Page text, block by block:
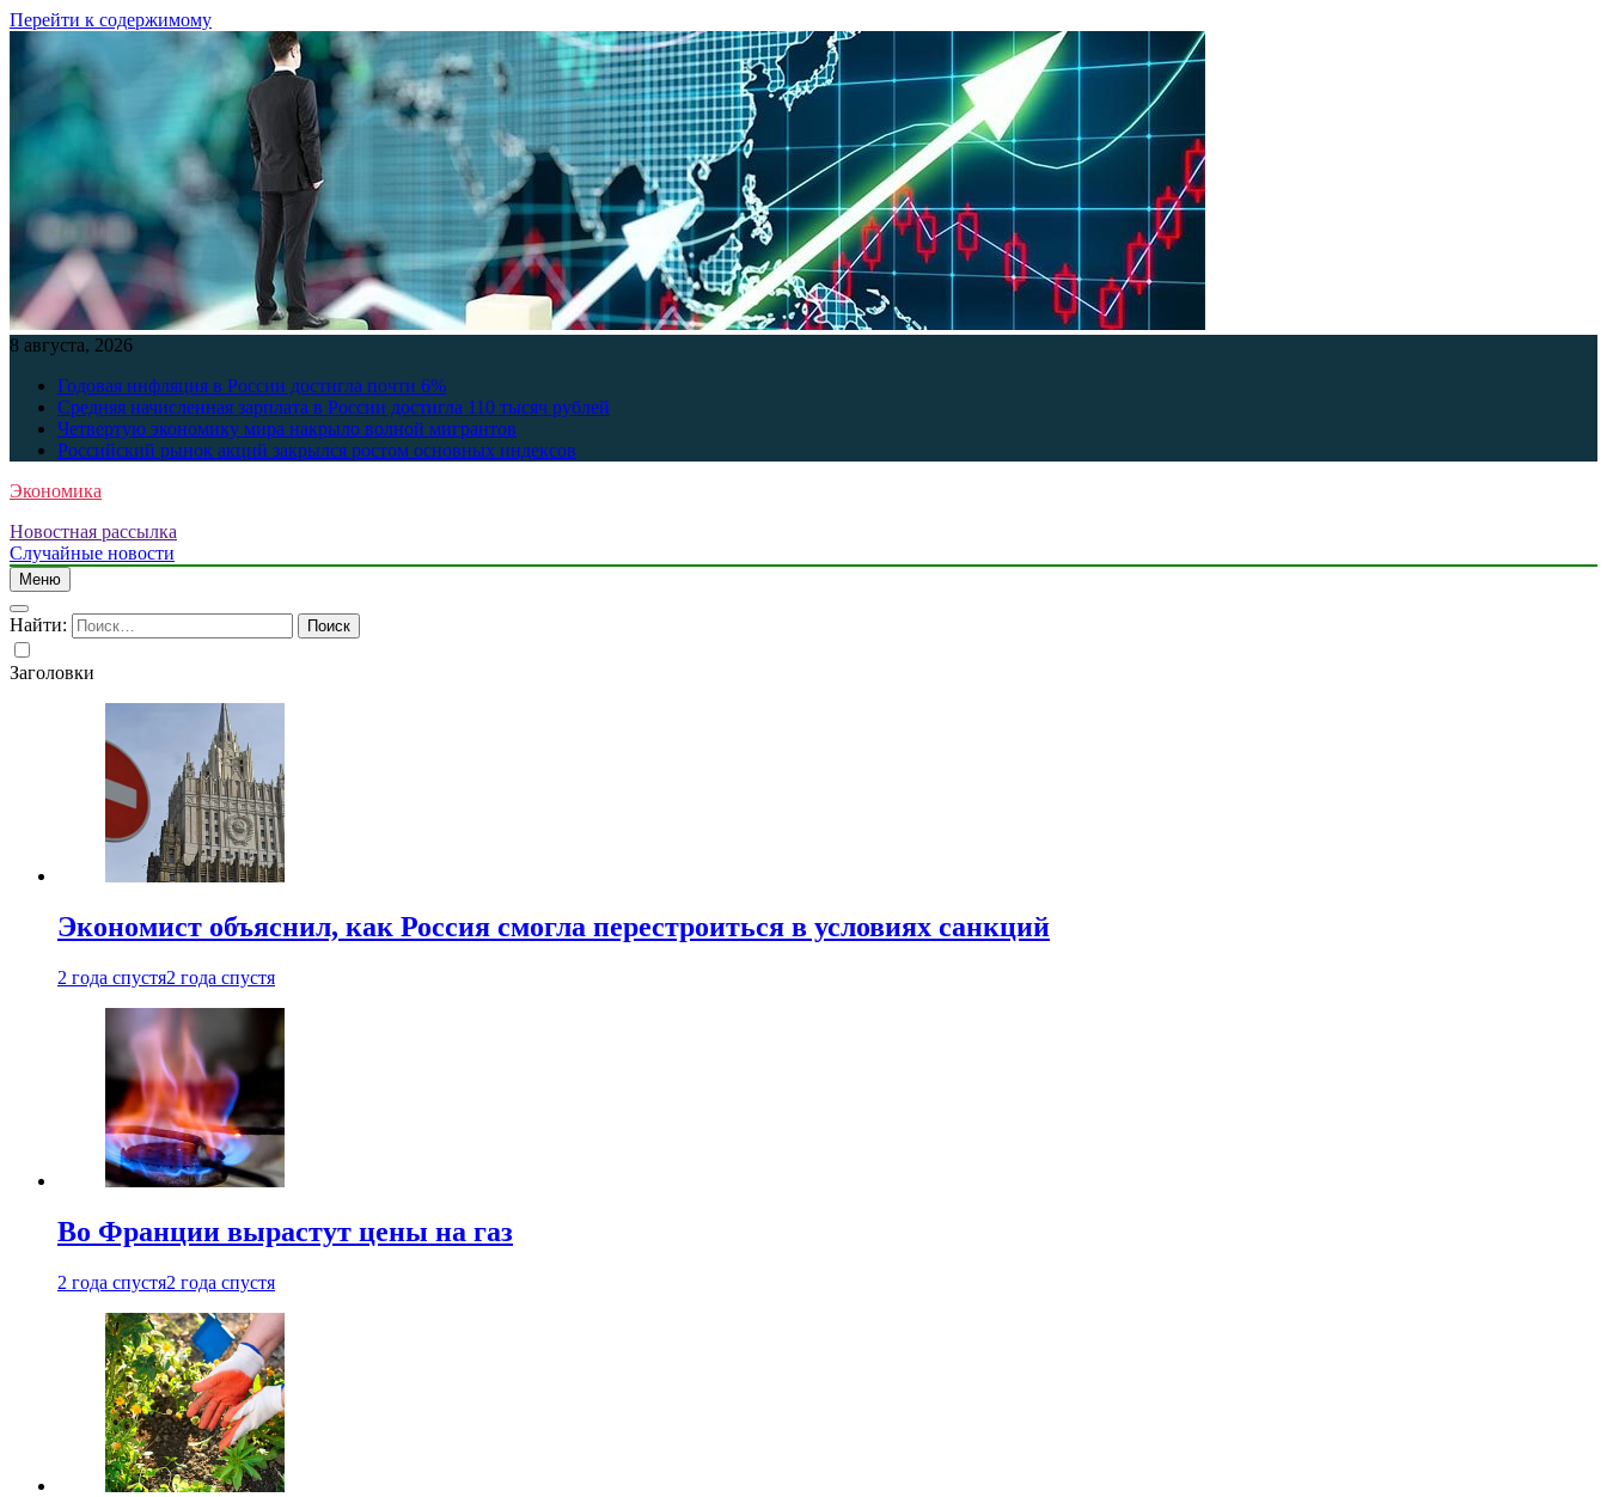
Перейти к содержимому
8 августа, 2026
Годовая инфляция в России достигла почти 6%
Средняя начисленная зарплата в России достигла 110 тысяч рублей
Четвертую экономику мира накрыло волной мигрантов
Российский рынок акций закрылся ростом основных индексов
Экономика
Новостная рассылка
Случайные новости
Меню
Найти:
Заголовки
Экономист объяснил, как Россия смогла перестроиться в условиях санкций
2 года спустя2 года спустя
Во Франции вырастут цены на газ
2 года спустя2 года спустя